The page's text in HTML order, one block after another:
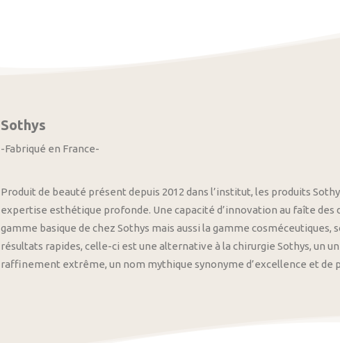
Sothys
-Fabriqué en France-
Produit de beauté présent depuis 2012 dans l’institut, les produits
expertise esthétique profonde. Une capacité d’innovation au faîte
gamme basique de chez Sothys mais aussi la gamme
résultats rapides, celle-ci est une alternative à la chirurgie Sothys, un
raffinement extrême, un nom mythique synonyme d’excellence et de